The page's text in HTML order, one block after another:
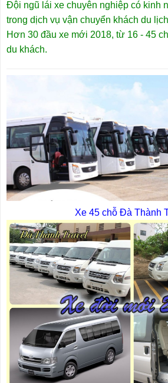
Đội ngũ lái xe chuyên nghiệp có kinh
trong dịch vụ vận chuyển khách du
Hơn 30 đầu xe mới 2018, từ 16 - 45
du khách.
Xe 45 chỗ Đà Thành